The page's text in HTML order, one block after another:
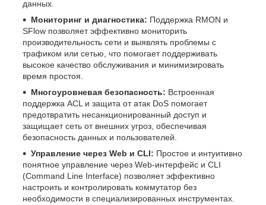
данных.
Мониторинг и диагностика: Поддержка RMON и
SFlow позволяет эффективно мониторить
производительность сети и выявлять проблемы с
трафиком или сетью, что помогает поддерживать
высокое качество обслуживания и минимизировать
время простоя.
Многоуровневая безопасность: Встроенная
поддержка ACL и защита от атак DoS помогает
предотвратить несанкционированный доступ и
защищает сеть от внешних угроз, обеспечивая
безопасность данных и пользователей.
Управление через Web и CLI: Простое и интуитивно
понятное управление через Web-интерфейс и CLI
(Command Line Interface) позволяет эффективно
настроить и контролировать коммутатор без
необходимости в специализированных инструментах.